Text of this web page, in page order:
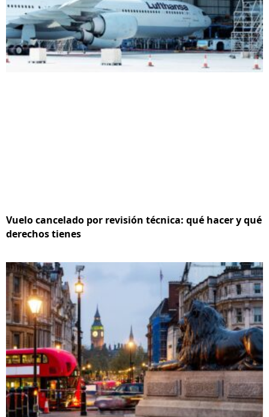
Vuelo cancelado por revisión técnica: qué hacer y qué
derechos tienes